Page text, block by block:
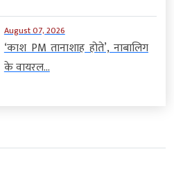
August 07, 2026
‘काश PM तानाशाह होते’, नाबालिग
के वायरल...